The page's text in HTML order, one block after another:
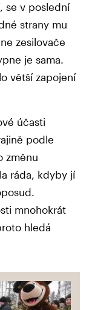
se v poslední
strany mu
zesilovače
je sama.
větší zapojení
účasti
podle
změnu
ráda, kdyby jí
mnohokrát
hledá